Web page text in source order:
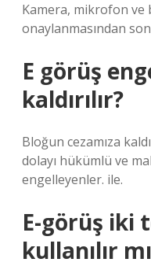
Kamera, mikrofon ve
onaylanmasından
E görüş
kaldırılır?
Bloğun cezamıza
dolayı hükümlü ve
engelleyenler. ile.
E-görüş iki
kullanılır